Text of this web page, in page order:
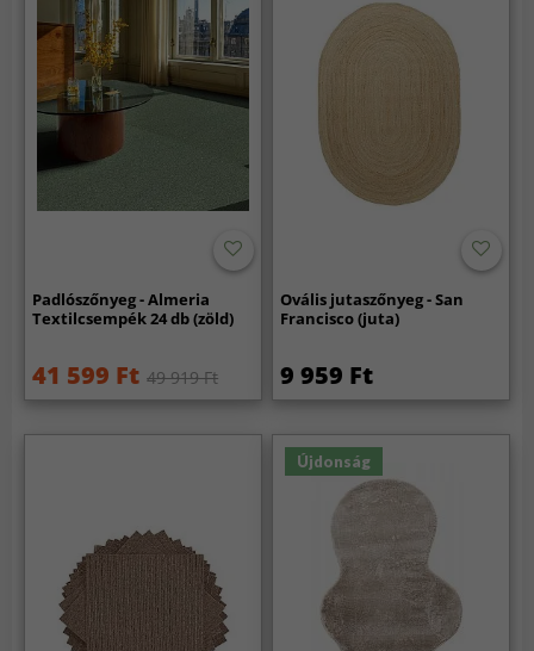
Padlószőnyeg - Almeria
Textilcsempék 24 db (zöld)
41 599 Ft 49 919 Ft
Ovális jutaszőnyeg - San
Francisco (juta)
9 959 Ft
Újdonság